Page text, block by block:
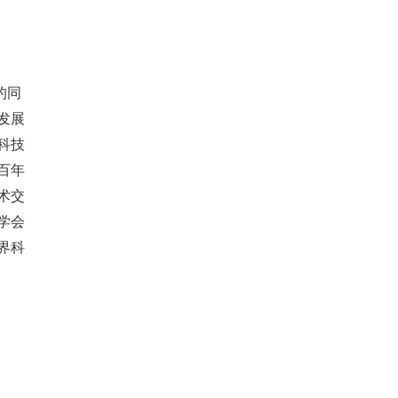
同
展
技
年
交
会
科